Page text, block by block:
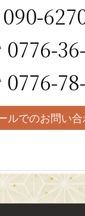
090-
0776-
0776-
ルでのお問い